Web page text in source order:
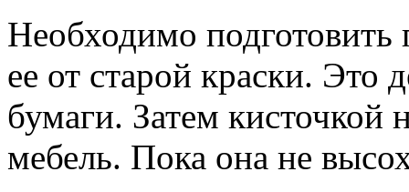
Необходимо подготовить
ее от старой краски. Это
бумаги. Затем кисточкой
мебель. Пока она не